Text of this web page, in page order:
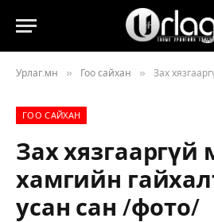
Урлаг.мн » Гоо сайхан » Зах хязгааргүй
ГОО САЙХАН
Зах хязгааргүй
хамгийн
усан сан /фото/